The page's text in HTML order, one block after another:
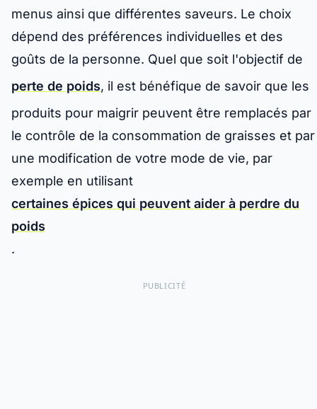
menus ainsi que différentes saveurs. Le choix
dépend des préférences individuelles et des
goûts de la personne. Quel que soit l'objectif de
perte de poids, il est bénéfique de savoir que les
produits pour maigrir peuvent être remplacés par
le contrôle de la consommation de graisses et par
une modification de votre mode de vie, par
exemple en utilisant
certaines épices qui peuvent aider à perdre du
poids
.
PUBLICITÉ